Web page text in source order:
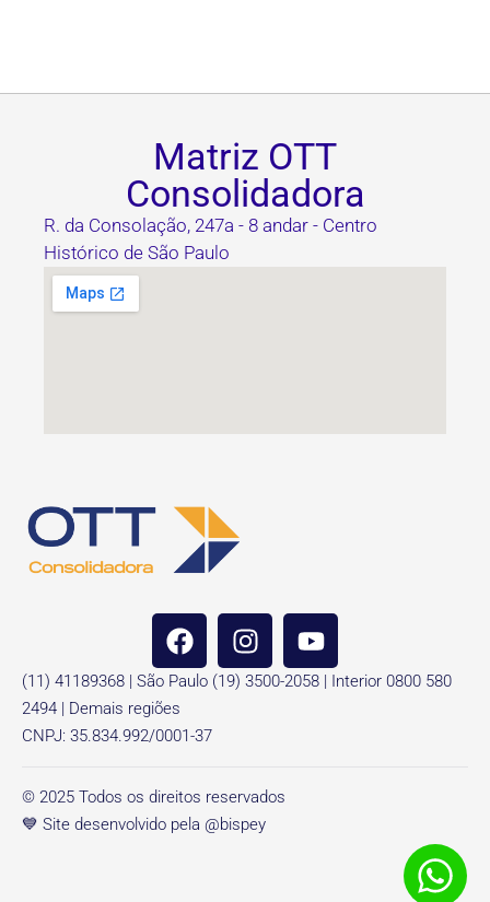
Matriz OTT
Consolidadora
R. da Consolação, 247a - 8 andar - Centro
Histórico de São Paulo
(11) 41189368 | São Paulo (19) 3500-2058 | Interior 0800 580
2494 | Demais regiões
CNPJ: 35.834.992/0001-37
© 2025 Todos os direitos reservados
💙 Site desenvolvido pela @bispey